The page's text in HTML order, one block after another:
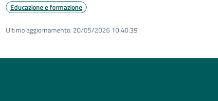
Educazione e formazione
Ultimo aggiornamento: 20/05/2026 10:40.39